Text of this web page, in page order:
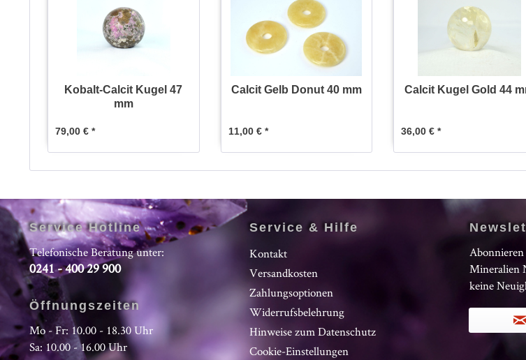
Kobalt-Calcit Kugel 47
mm
79,00 € *
Calcit Gelb Donut 40 mm
11,00 € *
Calcit Kugel Gold 44
36,00 € *
Service Hotline
Telefonische Beratung unter:
0241 - 400 29 900
Öffnungszeiten
Mo - Fr: 10.00 - 18.30 Uhr
Sa: 10.00 - 16.00 Uhr
Service & Hilfe
Kontakt
Versandkosten
Zahlungsoptionen
Widerrufsbelehrung
Hinweise zum Datenschutz
Cookie-Einstellungen
Mineralien
keine